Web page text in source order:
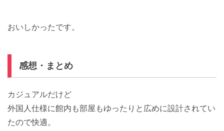
おいしかったです。
感想・まとめ
カジュアルだけど
外国人仕様に館内も部屋もゆったりと広めに設計されてい
たので快適。